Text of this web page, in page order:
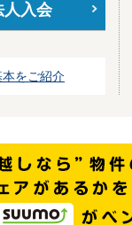
人入会
をご紹介